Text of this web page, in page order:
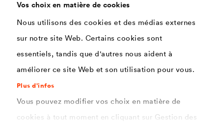
Vos choix en matière de cookies
Nous utilisons des cookies et des médias externes
sur notre site Web. Certains cookies sont
essentiels, tandis que d'autres nous aident à
améliorer ce site Web et son utilisation pour vous.
Plus d'infos
Vous pouvez modifier vos choix en matière de
cookies à tout moment en cliquant sur Gestion des
matériau est suffisamment large pour être déroulé
rapidement sur la façade. Sa flexibilité et sa grande
résistance à la déchirure lui permettent de supporter
des contraintes mécaniques élevées - un avantage
important pour une installation verticale sans difficulté.